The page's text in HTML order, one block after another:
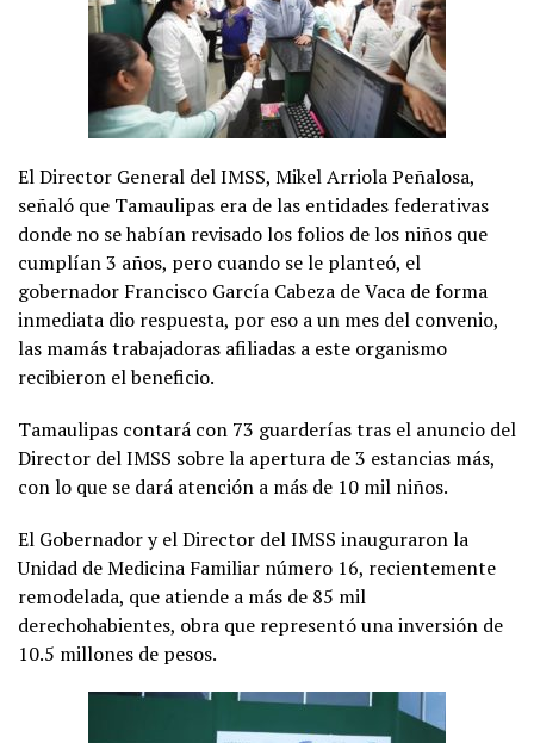
El Director General del IMSS, Mikel Arriola Peñalosa,
señaló que Tamaulipas era de las entidades federativas
donde no se habían revisado los folios de los niños que
cumplían 3 años, pero cuando se le planteó, el
gobernador Francisco García Cabeza de Vaca de forma
inmediata dio respuesta, por eso a un mes del convenio,
las mamás trabajadoras afiliadas a este organismo
recibieron el beneficio.
Tamaulipas contará con 73 guarderías tras el anuncio del
Director del IMSS sobre la apertura de 3 estancias más,
con lo que se dará atención a más de 10 mil niños.
El Gobernador y el Director del IMSS inauguraron la
Unidad de Medicina Familiar número 16, recientemente
remodelada, que atiende a más de 85 mil
derechohabientes, obra que representó una inversión de
10.5 millones de pesos.